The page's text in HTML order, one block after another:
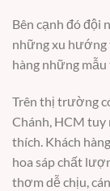
Bên cạnh đó đội
những xu hướng
hàng những
Trên thị trường
Chánh, HCM tuy
thích. Khách
hoa sáp chất
thơm dễ chịu,